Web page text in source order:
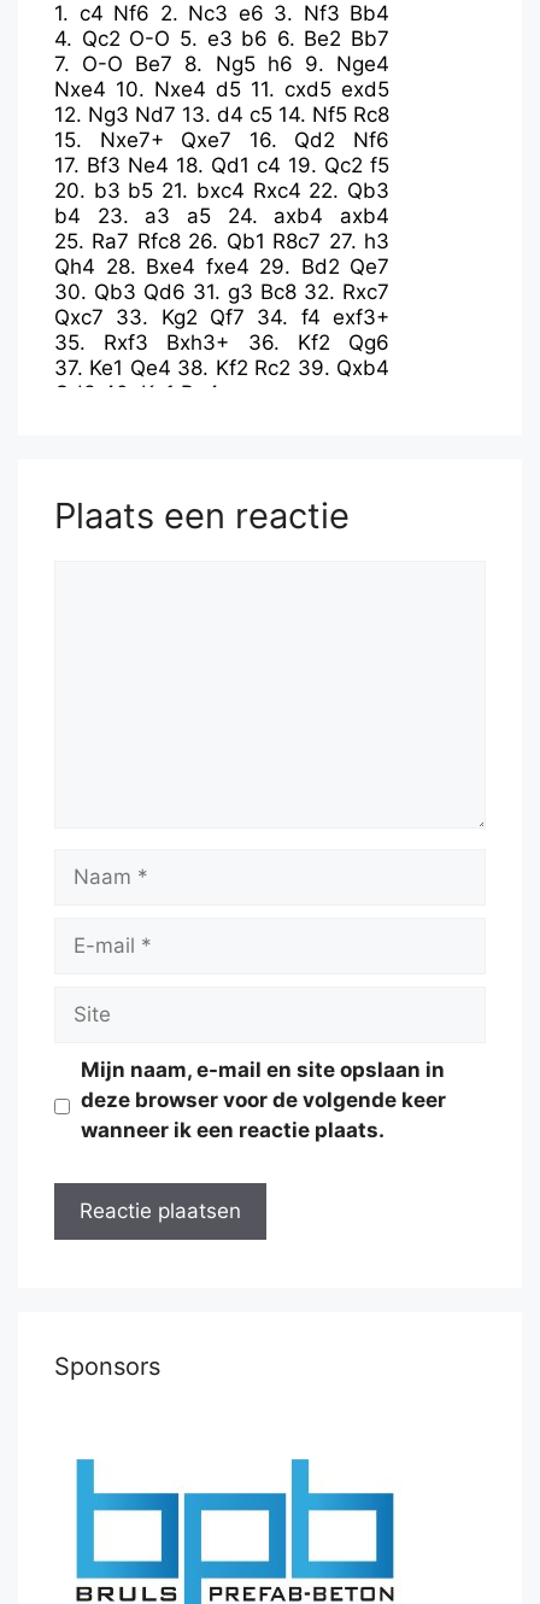
1. c4 Nf6 2. Nc3 e6 3. Nf3 Bb4
4. Qc2 O-O 5. e3 b6 6. Be2 Bb7
7. O-O Be7 8. Ng5 h6 9. Nge4
Nxe4 10. Nxe4 d5 11. cxd5 exd5
12. Ng3 Nd7 13. d4 c5 14. Nf5 Rc8
15. Nxe7+ Qxe7 16. Qd2
Nf6
17. Bf3 Ne4 18. Qd1 c4 19. Qc2 f5
20. b3 b5 21. bxc4 Rxc4 22. Qb3
b4
23. a3 a5 24. axb4
axb4
25. Ra7 Rfc8 26. Qb1 R8c7 27. h3
Qh4 28. Bxe4 fxe4 29. Bd2 Qe7
30. Qb3 Qd6 31. g3 Bc8 32. Rxc7
Qxc7 33. Kg2 Qf7 34. f4 exf3+
35. Rxf3 Bxh3+ 36. Kf2
Qg6
37. Ke1 Qe4 38. Kf2 Rc2 39. Qxb4
Qd3 40. Ke1 Bg4
Plaats een reactie
Naam
Site
Mijn naam, e-mail en site opslaan in
deze browser voor de volgende keer
wanneer ik een reactie plaats.
Sponsors